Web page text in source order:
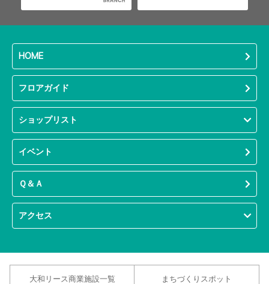
HOME
フロアガイド
ショップリスト
イベント
Ｑ＆Ａ
アクセス
大和リース商業施設一覧 まちづくりスポット